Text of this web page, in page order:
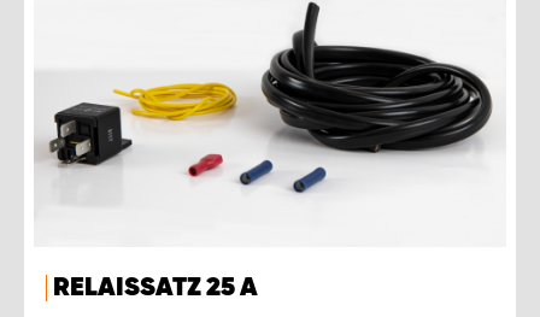
RELAISSATZ 25 A